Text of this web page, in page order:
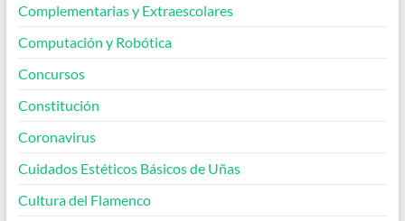
Complementarias y Extraescolares
Computación y Robótica
Concursos
Constitución
Coronavirus
Cuidados Estéticos Básicos de Uñas
Cultura del Flamenco